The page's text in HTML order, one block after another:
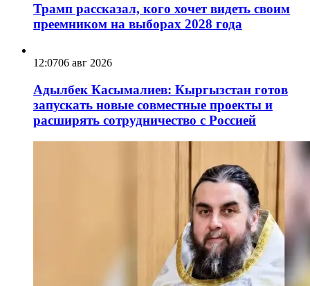
Трамп рассказал, кого хочет видеть своим
преемником на выборах 2028 года
12:0706 авг 2026
Адылбек Касымалиев: Кыргызстан готов
запускать новые совместные проекты и
расширять сотрудничество с Россией